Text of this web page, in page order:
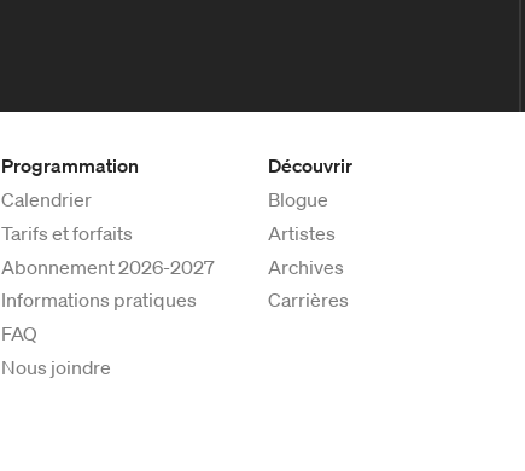
Programmation
Calendrier
Tarifs et forfaits
Abonnement 2026-2027
Informations pratiques
FAQ
Nous joindre
Découvrir
Blogue
Artistes
Archives
Carrières